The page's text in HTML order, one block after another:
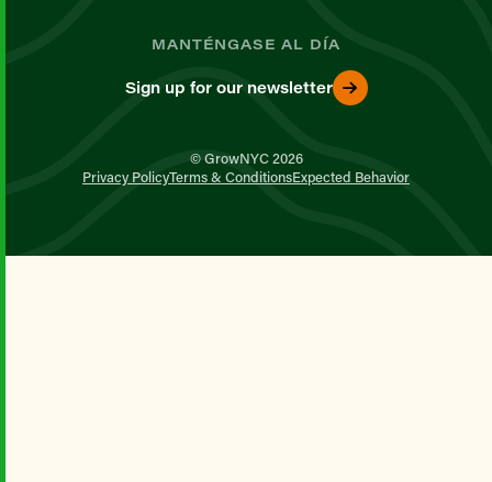
MANTÉNGASE AL DÍA
Sign up for our newsletter
© GrowNYC 2026
Privacy PolicyTerms & ConditionsExpected Behavior